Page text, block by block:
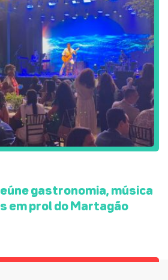
gastronomia, música
em prol do Martagão